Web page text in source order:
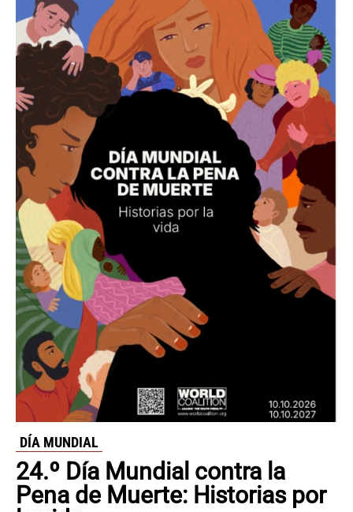
DÍA MUNDIAL
24.º Día Mundial contra la
Pena de Muerte: Historias por